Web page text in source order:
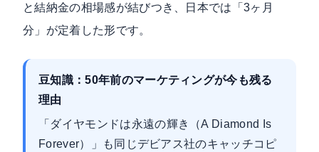
と結納金の相場感が結びつき、日本では「3ヶ月
分」が定着した形です。
豆知識：50年前のマーケティングが今も残る
理由
「ダイヤモンドは永遠の輝き（A Diamond Is
Forever）」も同じデビアス社のキャッチコピ